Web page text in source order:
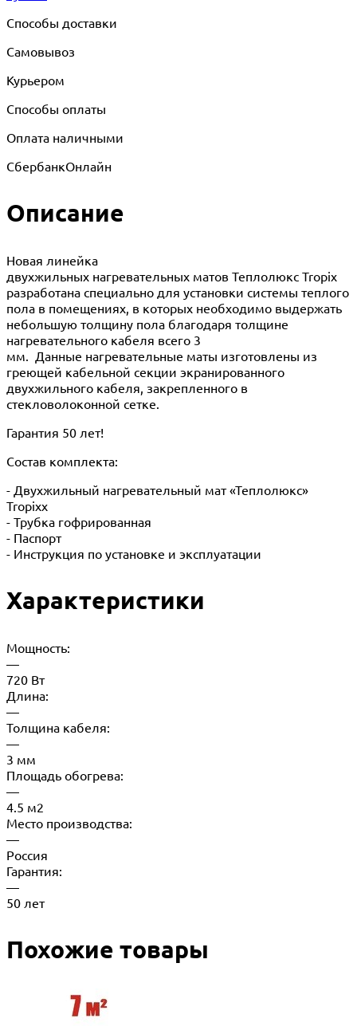
Способы доставки
Самовывоз
Курьером
Способы оплаты
Оплата наличными
СбербанкОнлайн
Описание
Новая линейка
двухжильных нагревательных матов Теплолюкс Tropix
разработана специально для установки системы теплого
пола в помещениях, в которых необходимо выдержать
небольшую толщину пола благодаря толщине
нагревательного кабеля всего 3
мм. Данные нагревательные маты изготовлены из
греющей кабельной секции экранированного
двухжильного кабеля, закрепленного в
стекловолоконной сетке.
Гарантия 50 лет!
Состав комплекта:
- Двухжильный нагревательный мат «Теплолюкс»
Tropixx
- Трубка гофрированная
- Паспорт
- Инструкция по установке и эксплуатации
Характеристики
Мощность:
—
720 Вт
Длина:
—
Толщина кабеля:
—
3 мм
Площадь обогрева:
—
4.5 м2
Место производства:
—
Россия
Гарантия:
—
50 лет
Похожие товары